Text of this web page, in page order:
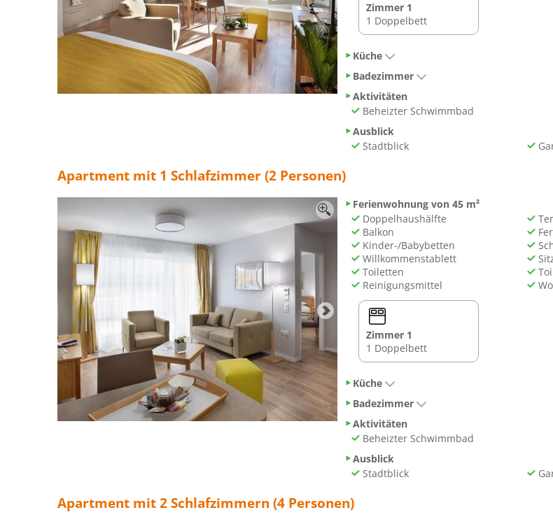
Zimmer 1
1 Doppelbett
Küche
Badezimmer
Aktivitäten
Beheizter Schwimmbad
Ausblick
Stadtblick
Apartment mit 1 Schlafzimmer (2 Personen)
Ferienwohnung von 45 m²
Doppelhaushälfte
Balkon
Kinder-/Babybetten
Willkommenstablett
Toiletten
Reinigungsmittel
Zimmer 1
1 Doppelbett
Küche
Badezimmer
Aktivitäten
Beheizter Schwimmbad
Ausblick
Stadtblick
Apartment mit 2 Schlafzimmern (4 Personen)